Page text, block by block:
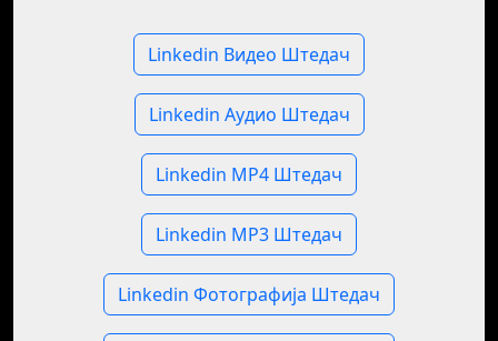
Linkedin Видео Штедач
Linkedin Аудио Штедач
Linkedin MP4 Штедач
Linkedin MP3 Штедач
Linkedin Фотографија Штедач